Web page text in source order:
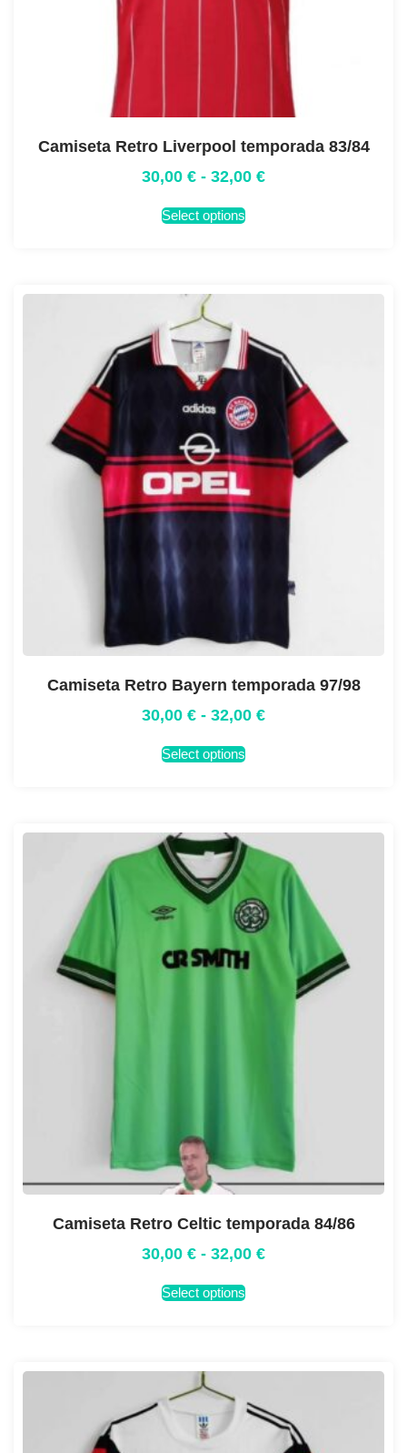
Camiseta Retro Liverpool temporada 83/84
30,00 € - 32,00 €
Select options
Camiseta Retro Bayern temporada 97/98
30,00 € - 32,00 €
Select options
Camiseta Retro Celtic temporada 84/86
30,00 € - 32,00 €
Select options